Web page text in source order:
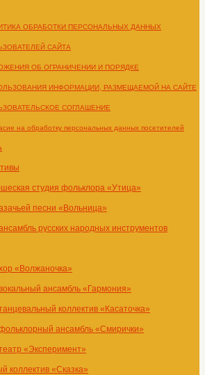
ОБРАБОТКИ ПЕРСОНАЛЬНЫХ ДАННЫХ
САЙТА
ОБ ОГРАНИЧЕНИИ И ПОРЯДКЕ
ИНФОРМАЦИИ, РАЗМЕЩАЕМОЙ НА САЙТЕ
СОГЛАШЕНИЕ
на обработку персональных данных посетителей
студия фольклора «Утица»
песни «Вольница»
русских народных инструментов
«Волжаночка»
ансамбль «Гармония»
коллектив «Касаточка»
ансамбль «Смирички»
«Эксперимент»
коллектив «Сказка»